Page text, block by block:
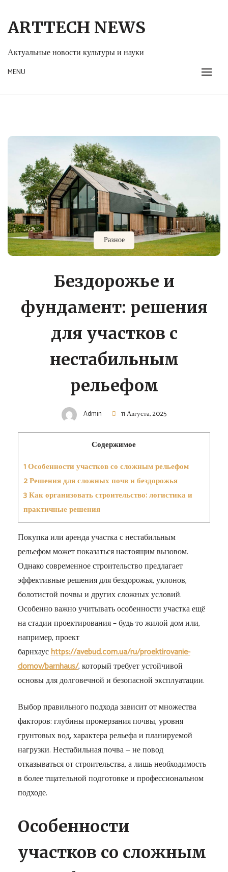
content
ARTTECH NEWS
Актуальные новости культуры и науки
MENU
Разное
Бездорожье и
фундамент: решения
для участков с
нестабильным
рельефом
Admin 11 Августа, 2025
Содержимое
1Особенности участков со сложным рельефом
2Решения для сложных почв и бездорожья
3Как организовать строительство: логистика и
практичные решения
Покупка или аренда участка с нестабильным
рельефом может показаться настоящим вызовом.
Однако современное строительство предлагает
эффективные решения для бездорожья, уклонов,
болотистой почвы и других сложных условий.
Особенно важно учитывать особенности участка ещё
на стадии проектирования – будь то жилой дом или,
например, проект
барнхаусhttps://avebud.com.ua/ru/proektirovanie-
domov/barnhaus/, который требует устойчивой
основы для долговечной и безопасной эксплуатации.
Выбор правильного подхода зависит от множества
факторов: глубины промерзания почвы, уровня
грунтовых вод, характера рельефа и планируемой
нагрузки. Нестабильная почва — не повод
отказываться от строительства, а лишь необходимость
в более тщательной подготовке и профессиональном
подходе.
Особенности
участков со сложным